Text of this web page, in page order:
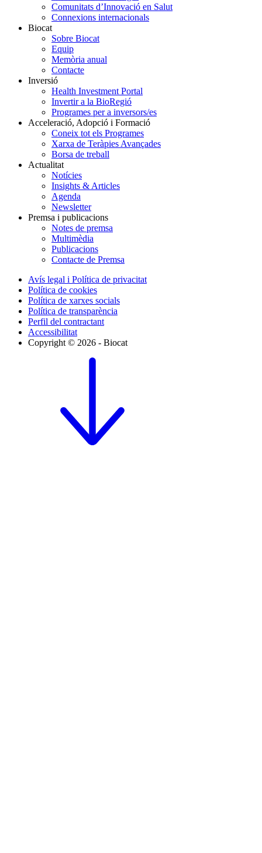
Comunitats d’Innovació en Salut
Connexions internacionals
Biocat
Sobre Biocat
Equip
Memòria anual
Contacte
Inversió
Health Investment Portal
Invertir a la BioRegió
Programes per a inversors/es
Acceleració, Adopció i Formació
Coneix tot els Programes
Xarxa de Teràpies Avançades
Borsa de treball
Actualitat
Notícies
Insights & Articles
Agenda
Newsletter
Premsa i publicacions
Notes de premsa
Multimèdia
Publicacions
Contacte de Premsa
Avís legal i Política de privacitat
Política de cookies
Política de xarxes socials
Política de transparència
Perfil del contractant
Accessibilitat
Copyright © 2026 - Biocat